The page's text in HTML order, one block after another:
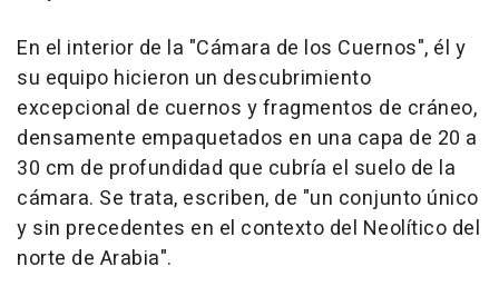
En el interior de la "Cámara de los Cuernos", él y
su equipo hicieron un descubrimiento
excepcional de cuernos y fragmentos de cráneo,
densamente empaquetados en una capa de 20 a
30 cm de profundidad que cubría el suelo de la
cámara. Se trata, escriben, de "un conjunto único
y sin precedentes en el contexto del Neolítico del
norte de Arabia".